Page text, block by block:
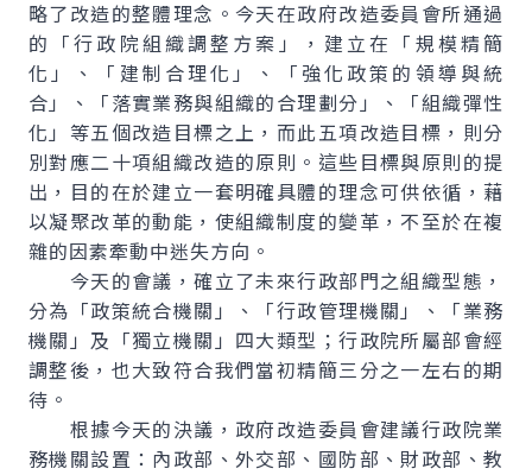
略了改造的整體理念。今天在政府改造委員會所通過
的「行政院組織調整方案」，建立在「規模精簡
化」、「建制合理化」、「強化政策的領導與統
合」、「落實業務與組織的合理劃分」、「組織彈性
化」等五個改造目標之上，而此五項改造目標，則分
別對應二十項組織改造的原則。這些目標與原則的提
出，目的在於建立一套明確具體的理念可供依循，藉
以凝聚改革的動能，使組織制度的變革，不至於在複
雜的因素牽動中迷失方向。
今天的會議，確立了未來行政部門之組織型態，
分為「政策統合機關」、「行政管理機關」、「業務
機關」及「獨立機關」四大類型；行政院所屬部會經
調整後，也大致符合我們當初精簡三分之一左右的期
待。
根據今天的決議，政府改造委員會建議行政院業
務機關設置：內政部、外交部、國防部、財政部、教